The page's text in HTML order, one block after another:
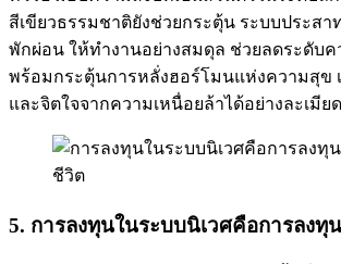
สีเขียวธรรมชาติยังช่วยกระตุ้น ระบบประส
พักผ่อน ให้ทำงานอย่างสมดุล ช่วยลดระดับค
พร้อมกระตุ้นการหลั่งฮอร์โมนแห่งความสุข
และจิตใจจากความเหนื่อยล้าได้อย่างละเมี
5. การลงทุนในระบบนิเวศคือการลง